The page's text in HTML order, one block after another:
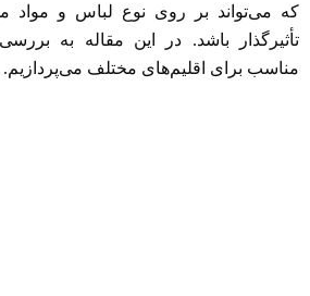
که می‌تواند بر روی نوع لباس و مواد
تأثیرگذار باشد. در این مقاله به
مناسب برای اقلیم‌های مختلف می‌پردازیم.